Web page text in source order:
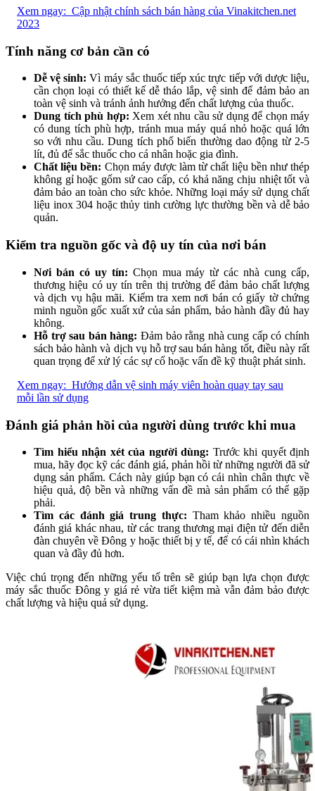
Xem ngay: Cập nhật chính sách bán hàng của Vinakitchen.net
2023
Tính năng cơ bản cần có
Dễ vệ sinh: Vì máy sắc thuốc tiếp xúc trực tiếp với dược liệu,
cần chọn loại có thiết kế dễ tháo lắp, vệ sinh để đảm bảo an
toàn vệ sinh và tránh ảnh hưởng đến chất lượng của thuốc.
Dung tích phù hợp: Xem xét nhu cầu sử dụng để chọn máy
có dung tích phù hợp, tránh mua máy quá nhỏ hoặc quá lớn
so với nhu cầu. Dung tích phổ biến thường dao động từ 2-5
lít, đủ để sắc thuốc cho cá nhân hoặc gia đình.
Chất liệu bền: Chọn máy được làm từ chất liệu bền như thép
không gỉ hoặc gốm sứ cao cấp, có khả năng chịu nhiệt tốt và
đảm bảo an toàn cho sức khỏe. Những loại máy sử dụng chất
liệu inox 304 hoặc thủy tinh cường lực thường bền và dễ bảo
quản.
Kiểm tra nguồn gốc và độ uy tín của nơi bán
Nơi bán có uy tín: Chọn mua máy từ các nhà cung cấp,
thương hiệu có uy tín trên thị trường để đảm bảo chất lượng
và dịch vụ hậu mãi. Kiểm tra xem nơi bán có giấy tờ chứng
minh nguồn gốc xuất xứ của sản phẩm, bảo hành đầy đủ hay
không.
Hỗ trợ sau bán hàng: Đảm bảo rằng nhà cung cấp có chính
sách bảo hành và dịch vụ hỗ trợ sau bán hàng tốt, điều này rất
quan trọng để xử lý các sự cố hoặc vấn đề kỹ thuật phát sinh.
Xem ngay: Hướng dẫn vệ sinh máy viên hoàn quay tay sau
mỗi lần sử dụng
Đánh giá phản hồi của người dùng trước khi mua
Tìm hiểu nhận xét của người dùng: Trước khi quyết định
mua, hãy đọc kỹ các đánh giá, phản hồi từ những người đã sử
dụng sản phẩm. Cách này giúp bạn có cái nhìn chân thực về
hiệu quả, độ bền và những vấn đề mà sản phẩm có thể gặp
phải.
Tìm các đánh giá trung thực: Tham khảo nhiều nguồn
đánh giá khác nhau, từ các trang thương mại điện tử đến diễn
đàn chuyên về Đông y hoặc thiết bị y tế, để có cái nhìn khách
quan và đầy đủ hơn.
Việc chú trọng đến những yếu tố trên sẽ giúp bạn lựa chọn được
máy sắc thuốc Đông y giá rẻ vừa tiết kiệm mà vẫn đảm bảo được
chất lượng và hiệu quả sử dụng.